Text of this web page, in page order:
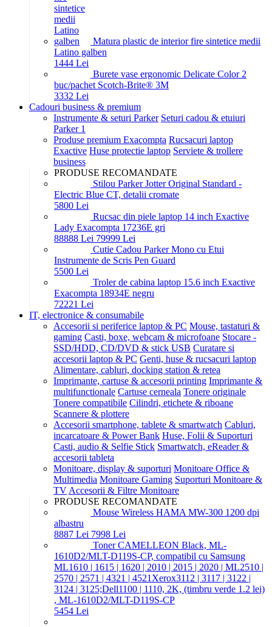
Matura plastic de interior fire sintetice medii
Latino galben
1444 Lei
Burete vase ergonomic Delicate Color 2
buc/pachet Scotch-Brite® 3M
3332 Lei
Cadouri business & premium
Instrumente & seturi Parker Seturi cadou & etuiuri
Parker 1
Produse premium Exacompta Rucsacuri laptop
Exactive Huse protectie laptop Serviete & trollere
business
PRODUSE RECOMANDATE
Stilou Parker Jotter Original Standard -
Electric Blue CT, detalii cromate
5800 Lei
Rucsac din piele laptop 14 inch Exactive
Lady Exacompta 17236E gri
88888 Lei 79999 Lei
Cutie Cadou Parker Mono cu Etui
Instrumente de Scris Pen Guard
5500 Lei
Troler de cabina laptop 15.6 inch Exactive
Exacompta 18934E negru
72221 Lei
IT, electronice & consumabile
Accesorii si periferice laptop & PC Mouse, tastaturi &
gaming Casti, boxe, webcam & microfoane Stocare -
SSD/HDD, CD/DVD & stick USB Curatare si
accesorii laptop & PC Genti, huse & rucsacuri laptop
Alimentare, cabluri, docking station & retea
Imprimante, cartuse & accesorii printing Imprimante &
multifunctionale Cartuse cerneala Tonere originale
Tonere compatibile Cilindri, etichete & riboane
Scannere & plottere
Accesorii smartphone, tablete & smartwatch Cabluri,
incarcatoare & Power Bank Huse, Folii & Suporturi
Casti, audio & Selfie Stick Smartwatch, eReader &
accesorii tableta
Monitoare, display & suporturi Monitoare Office &
Multimedia Monitoare Gaming Suporturi Monitoare &
TV Accesorii & Filtre Monitoare
PRODUSE RECOMANDATE
Mouse Wireless HAMA MW-300 1200 dpi
albastru
8887 Lei 7998 Lei
Toner CAMELLEON Black, ML-
1610D2/MLT-D119S-CP, compatibil cu Samsung
ML1610 | 1615 | 1620 | 2010 | 2015 | 2020 | ML2510 |
2570 | 2571 | 4321 | 4521Xerox3112 | 3117 | 3122 |
3124 | 3125;Dell1100 | 1110, 2K, (timbru verde 1.2 lei)
, ML-1610D2/MLT-D119S-CP
5454 Lei